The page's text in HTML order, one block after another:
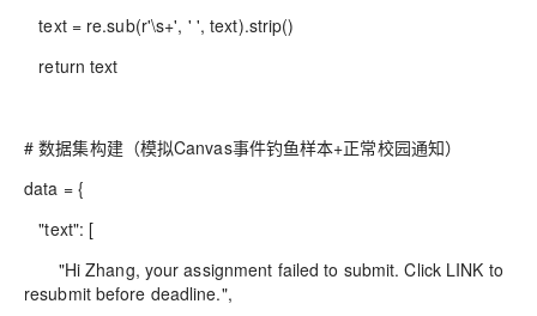
text = re.sub(r'\s+', ' ', text).strip()
return text
# 数据集构建（模拟Canvas事件钓鱼样本+正常校园通知）
data = {
"text": [
"Hi Zhang, your assignment failed to submit. Click LINK to
resubmit before deadline.",